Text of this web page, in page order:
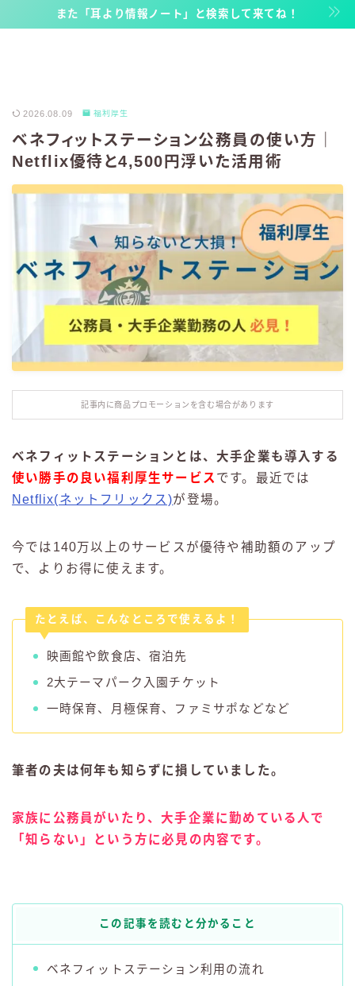
また「耳より情報ノート」と検索して来てね！
2026.08.09 福利厚生
ベネフィットステーション公務員の使い方｜
Netflix優待と4,500円浮いた活用術
記事内に商品プロモーションを含む場合があります
ベネフィットステーションとは、大手企業も導入する
使い勝手の良い福利厚生サービス です。最近では
Netflix(ネットフリックス)が登場。
今では140万以上のサービスが優待や補助額のアップ
で、よりお得に使えます。
たとえば、こんなところで使えるよ！
映画館や飲食店、宿泊先
2大テーマパーク入園チケット
一時保育、月極保育、ファミサポなどなど
筆者の夫は何年も知らずに損していました。
家族に公務員がいたり、大手企業に勤めている人で
「知らない」という方に必見の内容です。
この記事を読むと分かること
ベネフィットステーション利用の流れ